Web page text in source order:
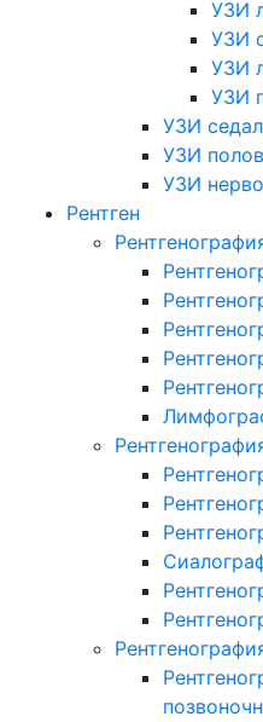
УЗИ
УЗИ
УЗИ
УЗИ
УЗИ
УЗИ
УЗИ
Рентген